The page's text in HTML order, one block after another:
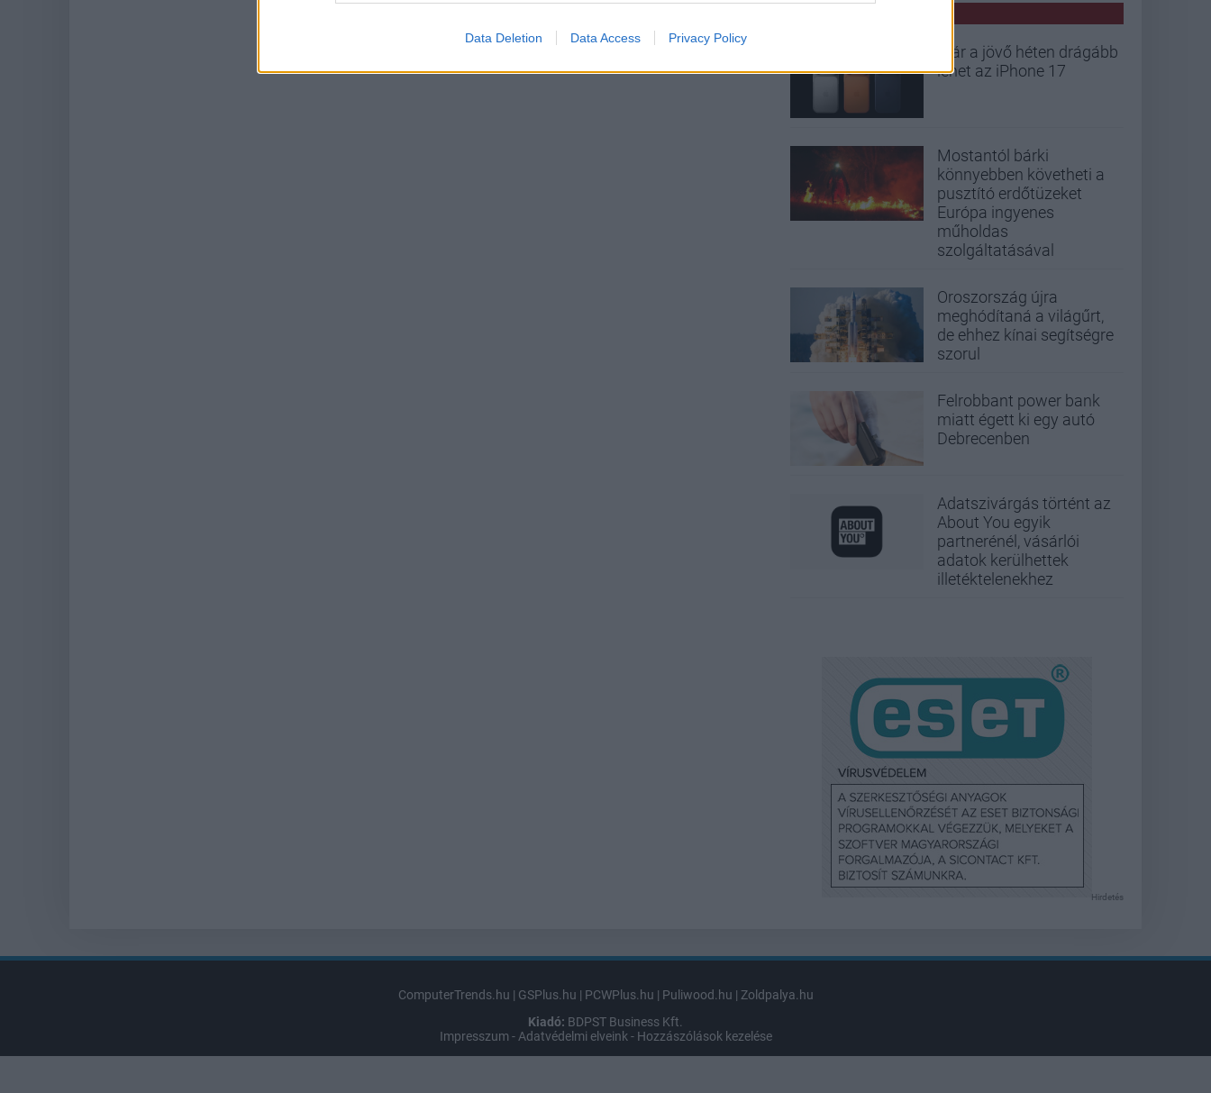
Data Deletion Data Access Privacy Policy
Már a jövő héten drágább
lehet az iPhone 17
Mostantól bárki
könnyebben követheti a
pusztító erdőtüzeket
Európa ingyenes
műholdas
szolgáltatásával
Oroszország újra
meghódítaná a világűrt,
de ehhez kínai segítségre
szorul
Felrobbant power bank
miatt égett ki egy autó
Debrecenben
Adatszivárgás történt az
About You egyik
partnerénél, vásárlói
adatok kerülhettek
illetéktelenekhez
Hirdetés
ComputerTrends.hu | GSPlus.hu | PCWPlus.hu | Puliwood.hu | Zoldpalya.hu
Kiadó: BDPST Business Kft.
Impresszum - Adatvédelmi elveink - Hozzászólások kezelése